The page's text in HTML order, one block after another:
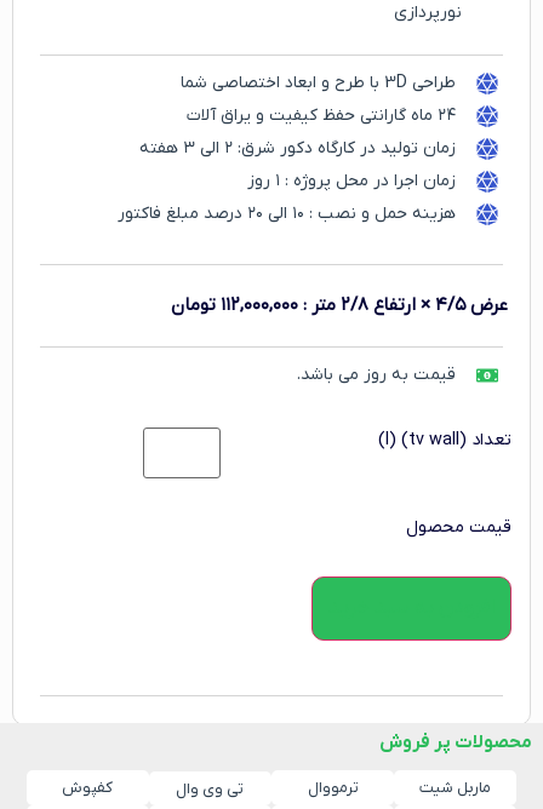
نورپردازی
طراحی 3D با طرح و ابعاد اختصاصی شما
۲۴ ماه گارانتی حفظ کیفیت و یراق آلات
زمان تولید در کارگاه دکور شرق: ۲ الی ۳ هفته
زمان اجرا در محل پروژه : ۱ روز
هزینه حمل و نصب : ۱۰ الی ۲۰ درصد مبلغ فاکتور
عرض ۴/۵ × ارتفاع ۲/۸ متر : ۱۱۲,۰۰۰,۰۰۰ تومان
قیمت به روز می باشد.
تعداد (tv wall) (l)
قیمت محصول
محصولات پر فروش
ماربل شیت ترمووال تی وی وال
کفپوش